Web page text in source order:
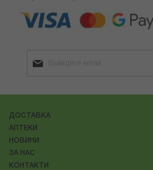
ДОСТАВКА
АПТЕКИ
НОВИНИ
ЗА НАС
КОНТАКТИ